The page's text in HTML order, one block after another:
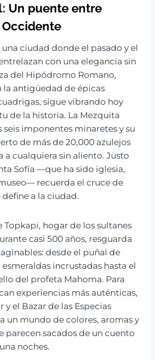
Un puente entre
una ciudad donde el pasado y el
con una elegancia sin
del Hipódromo Romano,
la antigüedad de épicas
sigue vibrando hoy
de la historia. La Mezquita
seis imponentes minaretes y su
de más de 20,000 azulejos
a cualquiera sin aliento. Justo
Sofía —que ha sido iglesia,
recuerda el cruce de
a la ciudad.
Topkapi, hogar de los sultanes
casi 500 años, resguarda
desde el puñal de
incrustadas hasta el
del profeta Mahoma. Para
experiencias más auténticas,
y el Bazar de las Especias
un mundo de colores, aromas y
parecen sacados de un cuento
noches.